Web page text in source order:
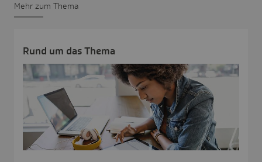
Mehr zum Thema
Rund um das Thema